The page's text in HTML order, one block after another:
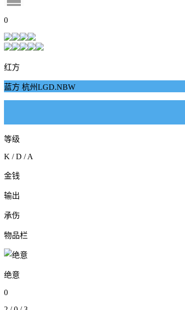
0
红方
蓝方 杭州LGD.NBW
等级
K / D / A
金钱
输出
承伤
物品栏
绝意
0